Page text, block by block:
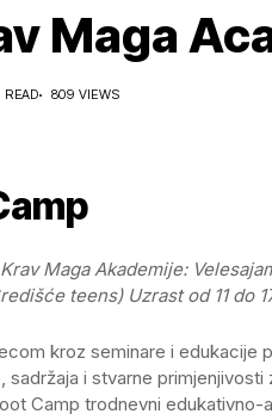
Maga
809 VIEWS
Maga Akademije:
teens)Uzrast od 11 do
kroz seminare i edukacije
i stvarne primjenjivosti
Camp trodnevni edukativno-